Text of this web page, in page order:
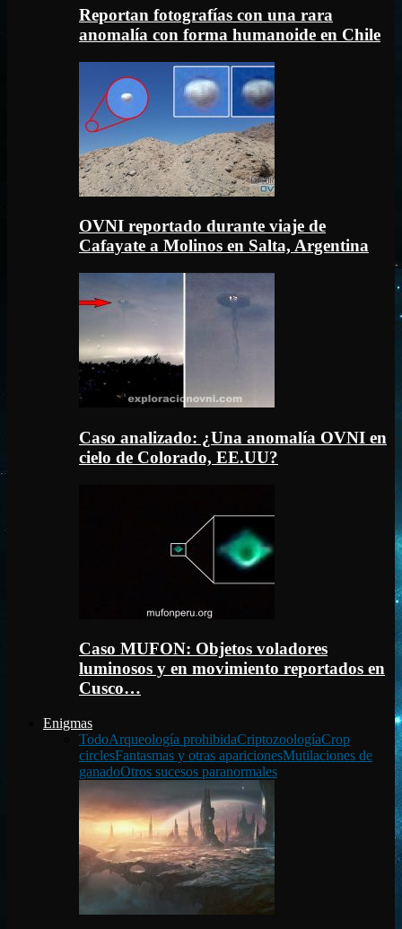
Reportan fotografías con una rara
anomalía con forma humanoide en Chile
OVNI reportado durante viaje de
Cafayate a Molinos en Salta, Argentina
Caso analizado: ¿Una anomalía OVNI en
cielo de Colorado, EE.UU?
Caso MUFON: Objetos voladores
luminosos y en movimiento reportados en
Cusco…
Enigmas
TodoArqueología prohibidaCriptozoologíaCrop
circlesFantasmas y otras aparicionesMutilaciones de
ganadoOtros sucesos paranormales